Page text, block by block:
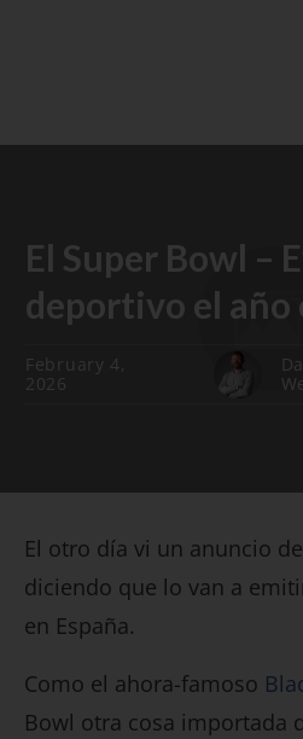
El Super Bowl –
deportivo el año
February 4,
2026
El otro día vi un anuncio
diciendo que lo van a
en España.
Como el ahora-famoso
Bowl otra cosa importada